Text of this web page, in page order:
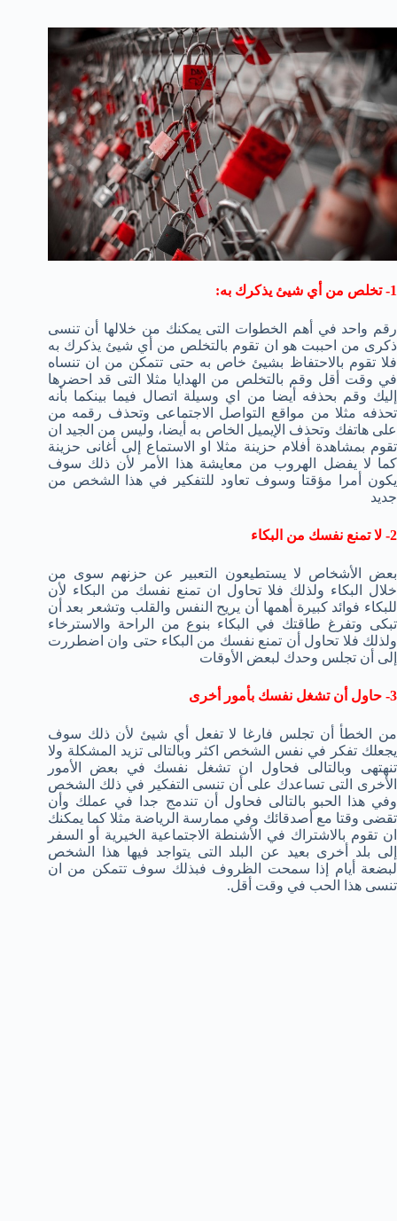
1- تخلص من أي شيئ يذكرك به:
رقم واحد في أهم الخطوات التى يمكنك من خلالها أن تنسى
ذكرى من احببت هو ان تقوم بالتخلص من أي شيئ يذكرك به
فلا تقوم بالاحتفاظ بشيئ خاص به حتى تتمكن من ان تنساه
في وقت أقل وقم بالتخلص من الهدايا مثلا التى قد احضرها
إليك وقم بحذفه أيضا من اي وسيلة اتصال فيما بينكما بأنه
تحذفه مثلا من مواقع التواصل الاجتماعى وتحذف رقمه من
على هاتفك وتحذف الإيميل الخاص به أيضا، وليس من الجيد ان
تقوم بمشاهدة أفلام حزينة مثلا او الاستماع إلى أغانى حزينة
كما لا يفضل الهروب من معايشة هذا الأمر لأن ذلك سوف
يكون أمرا مؤقتا وسوف تعاود للتفكير في هذا الشخص من
جديد
2- لا تمنع نفسك من البكاء
بعض الأشخاص لا يستطيعون التعبير عن حزنهم سوى من
خلال البكاء ولذلك فلا تحاول ان تمنع نفسك من البكاء لأن
للبكاء فوائد كبيرة أهمها أن يريح النفس والقلب وتشعر بعد أن
تبكى وتفرغ طاقتك في البكاء بنوع من الراحة والاسترخاء
ولذلك فلا تحاول أن تمنع نفسك من البكاء حتى وان اضطررت
إلى أن تجلس وحدك لبعض الأوقات
3- حاول أن تشغل نفسك بأمور أخرى
من الخطأ أن تجلس فارغا لا تفعل أي شيئ لأن ذلك سوف
يجعلك تفكر في نفس الشخص اكثر وبالتالى تزيد المشكلة ولا
تنهتهى وبالتالى فحاول ان تشغل نفسك في بعض الأمور
الأخرى التى تساعدك على أن تنسى التفكير في ذلك الشخص
وفي هذا الحبو بالتالى فحاول أن تندمج جدا في عملك وأن
تقضى وقتا مع أصدقائك وفي ممارسة الرياضة مثلا كما يمكنك
ان تقوم بالاشتراك في الأشنطة الاجتماعية الخيرية أو السفر
إلى بلد أخرى بعيد عن البلد التى يتواجد فيها هذا الشخص
لبضعة أيام إذا سمحت الظروف فبذلك سوف تتمكن من ان
تنسى هذا الحب في وقت أقل.